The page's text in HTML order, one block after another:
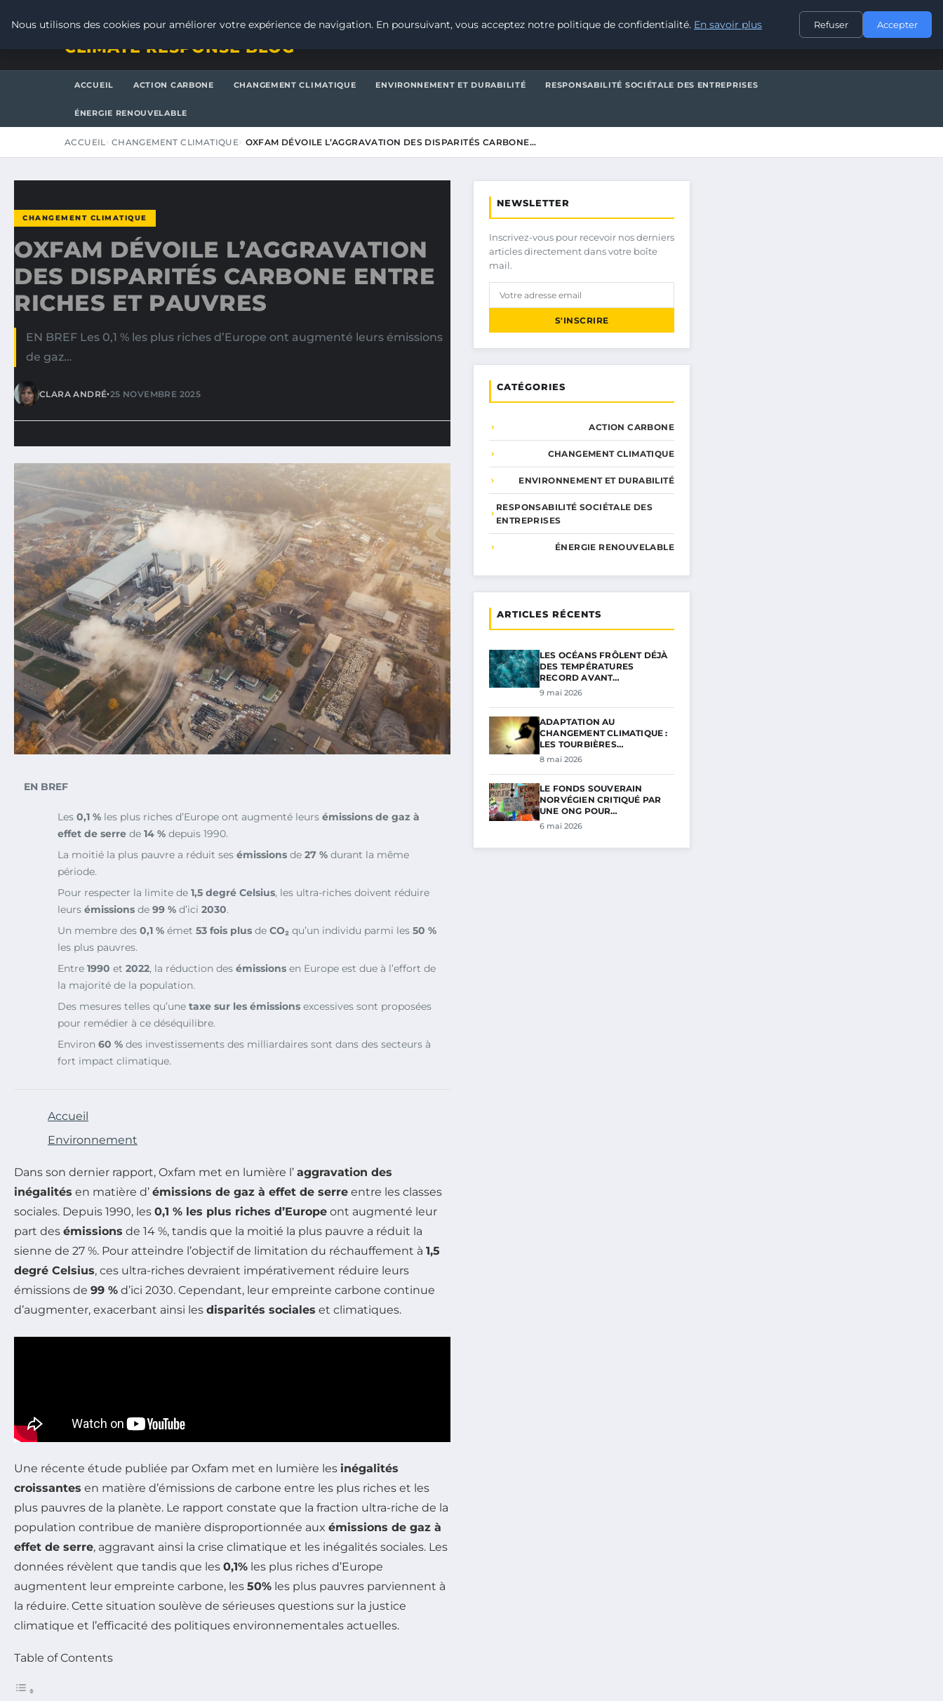
CONTACT
CLIMATE RESPONSE BLOG
ACCUEIL ACTION CARBONE CHANGEMENT CLIMATIQUE ENVIRONNEMENT ET DURABILITÉ RESPONSABILITÉ SOCIÉTALE DES ENTREPRISES
ÉNERGIE RENOUVELABLE
ACCUEIL CHANGEMENT CLIMATIQUE OXFAM DÉVOILE L’AGGRAVATION DES DISPARITÉS CARBONE…
CHANGEMENT CLIMATIQUE
OXFAM DÉVOILE L’AGGRAVATION
DES DISPARITÉS CARBONE ENTRE
RICHES ET PAUVRES
EN BREF Les 0,1 % les plus riches d’Europe ont augmenté leurs émissions
de gaz…
CLARA ANDRÉ•25 NOVEMBRE 2025
EN BREF
Les 0,1 % les plus riches d’Europe ont augmenté leurs émissions de gaz à
effet de serre de 14 % depuis 1990.
La moitié la plus pauvre a réduit ses émissions de 27 % durant la même
période.
Pour respecter la limite de 1,5 degré Celsius, les ultra-riches doivent réduire
leurs émissions de 99 % d’ici 2030.
Un membre des 0,1 % émet 53 fois plus de CO₂ qu’un individu parmi les 50 %
les plus pauvres.
Entre 1990 et 2022, la réduction des émissions en Europe est due à l’effort de
la majorité de la population.
Des mesures telles qu’une taxe sur les émissions excessives sont proposées
pour remédier à ce déséquilibre.
Environ 60 % des investissements des milliardaires sont dans des secteurs à
fort impact climatique.
Accueil
Environnement
Dans son dernier rapport, Oxfam met en lumière l’ aggravation des
inégalités en matière d’ émissions de gaz à effet de serre entre les classes
sociales. Depuis 1990, les 0,1 % les plus riches d’Europe ont augmenté leur
part des émissions de 14 %, tandis que la moitié la plus pauvre a réduit la
sienne de 27 %. Pour atteindre l’objectif de limitation du réchauffement à 1,5
degré Celsius, ces ultra-riches devraient impérativement réduire leurs
émissions de 99 % d’ici 2030. Cependant, leur empreinte carbone continue
d’augmenter, exacerbant ainsi les disparités sociales et climatiques.
Une récente étude publiée par Oxfam met en lumière les inégalités
croissantes en matière d’émissions de carbone entre les plus riches et les
plus pauvres de la planète. Le rapport constate que la fraction ultra-riche de la
population contribue de manière disproportionnée aux émissions de gaz à
effet de serre, aggravant ainsi la crise climatique et les inégalités sociales. Les
données révèlent que tandis que les 0,1% les plus riches d’Europe
augmentent leur empreinte carbone, les 50% les plus pauvres parviennent à
la réduire. Cette situation soulève de sérieuses questions sur la justice
climatique et l’efficacité des politiques environnementales actuelles.
Table of Contents
NEWSLETTER
Inscrivez-vous pour recevoir nos derniers
articles directement dans votre boîte
mail.
S'INSCRIRE
CATÉGORIES
ACTION CARBONE
CHANGEMENT CLIMATIQUE
ENVIRONNEMENT ET DURABILITÉ
RESPONSABILITÉ SOCIÉTALE DES
ENTREPRISES
ÉNERGIE RENOUVELABLE
ARTICLES RÉCENTS
LES OCÉANS FRÔLENT DÉJÀ
DES TEMPÉRATURES
RECORD AVANT…
9 mai 2026
ADAPTATION AU
CHANGEMENT CLIMATIQUE :
LES TOURBIÈRES…
8 mai 2026
LE FONDS SOUVERAIN
NORVÉGIEN CRITIQUÉ PAR
UNE ONG POUR…
6 mai 2026
Nous utilisons des cookies pour améliorer votre expérience de navigation. En poursuivant, vous acceptez notre politique de confidentialité. En savoir plus Refuser Accepter